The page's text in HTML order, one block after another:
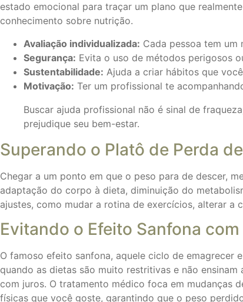
estado emocional para traçar um plano que
conhecimento sobre nutrição.
Avaliação individualizada: Cada pessoa tem um
Segurança: Evita o uso de métodos perigosos
Sustentabilidade: Ajuda a criar hábitos que
Motivação: Ter um profissional te
Buscar ajuda profissional não é sinal de
prejudique seu bem-estar.
Superando o Platô de Perda
Chegar a um ponto em que o peso para de descer,
adaptação do corpo à dieta, diminuição do
ajustes, como mudar a rotina de exercícios, alterar
Evitando o Efeito Sanfona
O famoso efeito sanfona, aquele ciclo de emagrecer
quando as dietas são muito restritivas e não
com juros. O tratamento médico foca em mudanças
físicas que você goste, garantindo que o peso